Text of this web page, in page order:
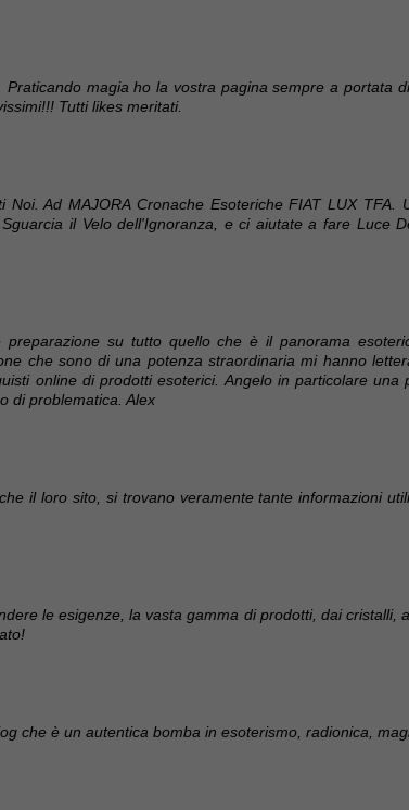
magia ho la vostra pagina sempre a portata
Tutti likes meritati.
Ad MAJORA Cronache Esoteriche FIAT LUX TFA.
il Velo dell'Ignoranza, e ci aiutate a fare Luce
preparazione su tutto quello che è il panorama
che sono di una potenza straordinaria mi hanno
online di prodotti esoterici. Angelo in particolare una
di problematica. Alex
il loro sito, si trovano veramente tante informazioni
le esigenze, la vasta gamma di prodotti, dai cristalli,
che è un autentica bomba in esoterismo, radionica,